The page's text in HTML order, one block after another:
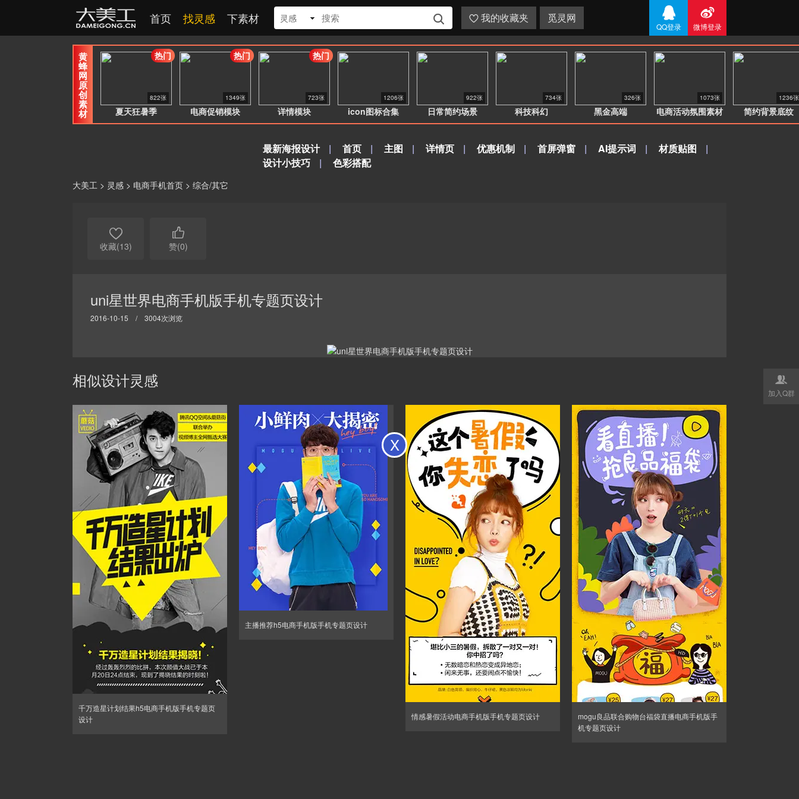
首页 找灵感 下素材 灵感   我的收藏夹 觅灵网 
QQ登录

微博登录
黄
蜂
网
原
创
素
材 夏天狂暑季
822张
热门
电商促销模块
1349张
热门
详情模块
723张
热门
icon图标合集
1206张
日常简约场景
922张
科技科幻
734张
黑金高端
326张
电商活动氛围素材
1073张
简约背景底纹
1236张
最新海报设计 | 首页 | 主图 | 详情页 | 优惠机制 | 首屏弹窗 | AI提示词 | 材质贴图
|
设计小技巧
| 色彩搭配
大美工 > 灵感 > 电商手机首页 > 综合/其它

收藏(13)

赞(0)
uni星世界电商手机版手机专题页设计
2016-10-15 / 3004次浏览
相似设计灵感
千万造星计划结果h5电商手机版手机专题页
设计
主播推荐h5电商手机版手机专题页设计
情感暑假活动电商手机版手机专题页设计
mogu良品联合购物台福袋直播电商手机版手
机专题页设计

加入Q群
X